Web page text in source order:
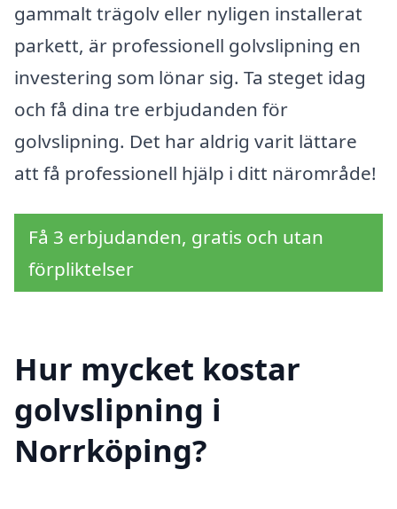
gammalt trägolv eller nyligen installerat
parkett, är professionell golvslipning en
investering som lönar sig. Ta steget idag
och få dina tre erbjudanden för
golvslipning. Det har aldrig varit lättare
att få professionell hjälp i ditt närområde!
Få 3 erbjudanden, gratis och utan
förpliktelser
Hur mycket kostar
golvslipning i
Norrköping?